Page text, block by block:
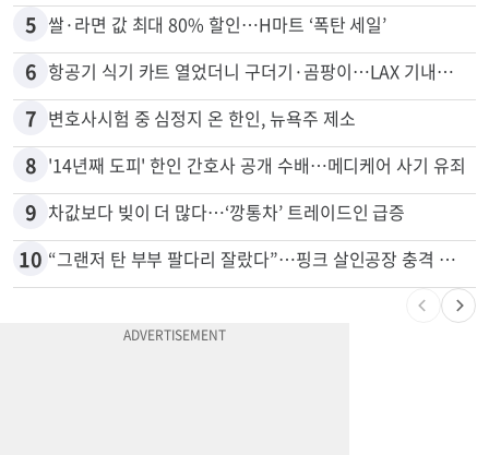
4 취업 잘되는 대학 1위는?…하버드 3위
5 쌀·라면 값 최대 80% 할인…H마트 ‘폭탄 세일’
6
7 변호사시험 중 심정지 온 한인, 뉴욕주 제소
8 '14년째 도피' 한인 간호사 공개 수배…메디케어 사기 유죄
9 차값보다 빚이 더 많다…‘깡통차’ 트레이드인 급증
“그랜저 탄 부부 팔다리 잘랐다”…핑크 살인공장 충격 실체